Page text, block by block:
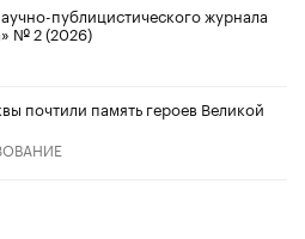
публицистического журнала
№ 2 (2026)
почтили память героев Великой